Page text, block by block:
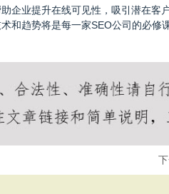
企业提升在线可见性，吸引潜在
和趋势将是每一家SEO公司的必修